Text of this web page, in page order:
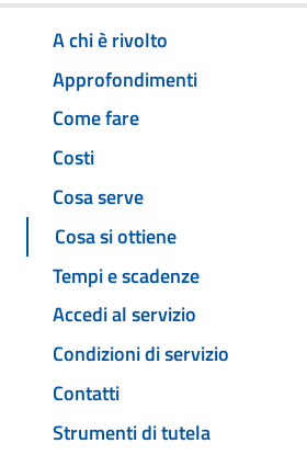
A chi è rivolto
Approfondimenti
Come fare
Costi
Cosa serve
Cosa si ottiene
Tempi e scadenze
Accedi al servizio
Condizioni di servizio
Contatti
Strumenti di tutela